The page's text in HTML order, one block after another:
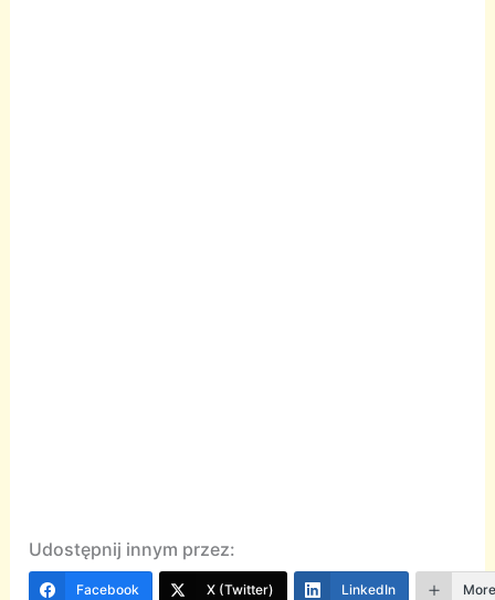
Udostępnij innym przez:
Facebook X (Twitter) LinkedIn